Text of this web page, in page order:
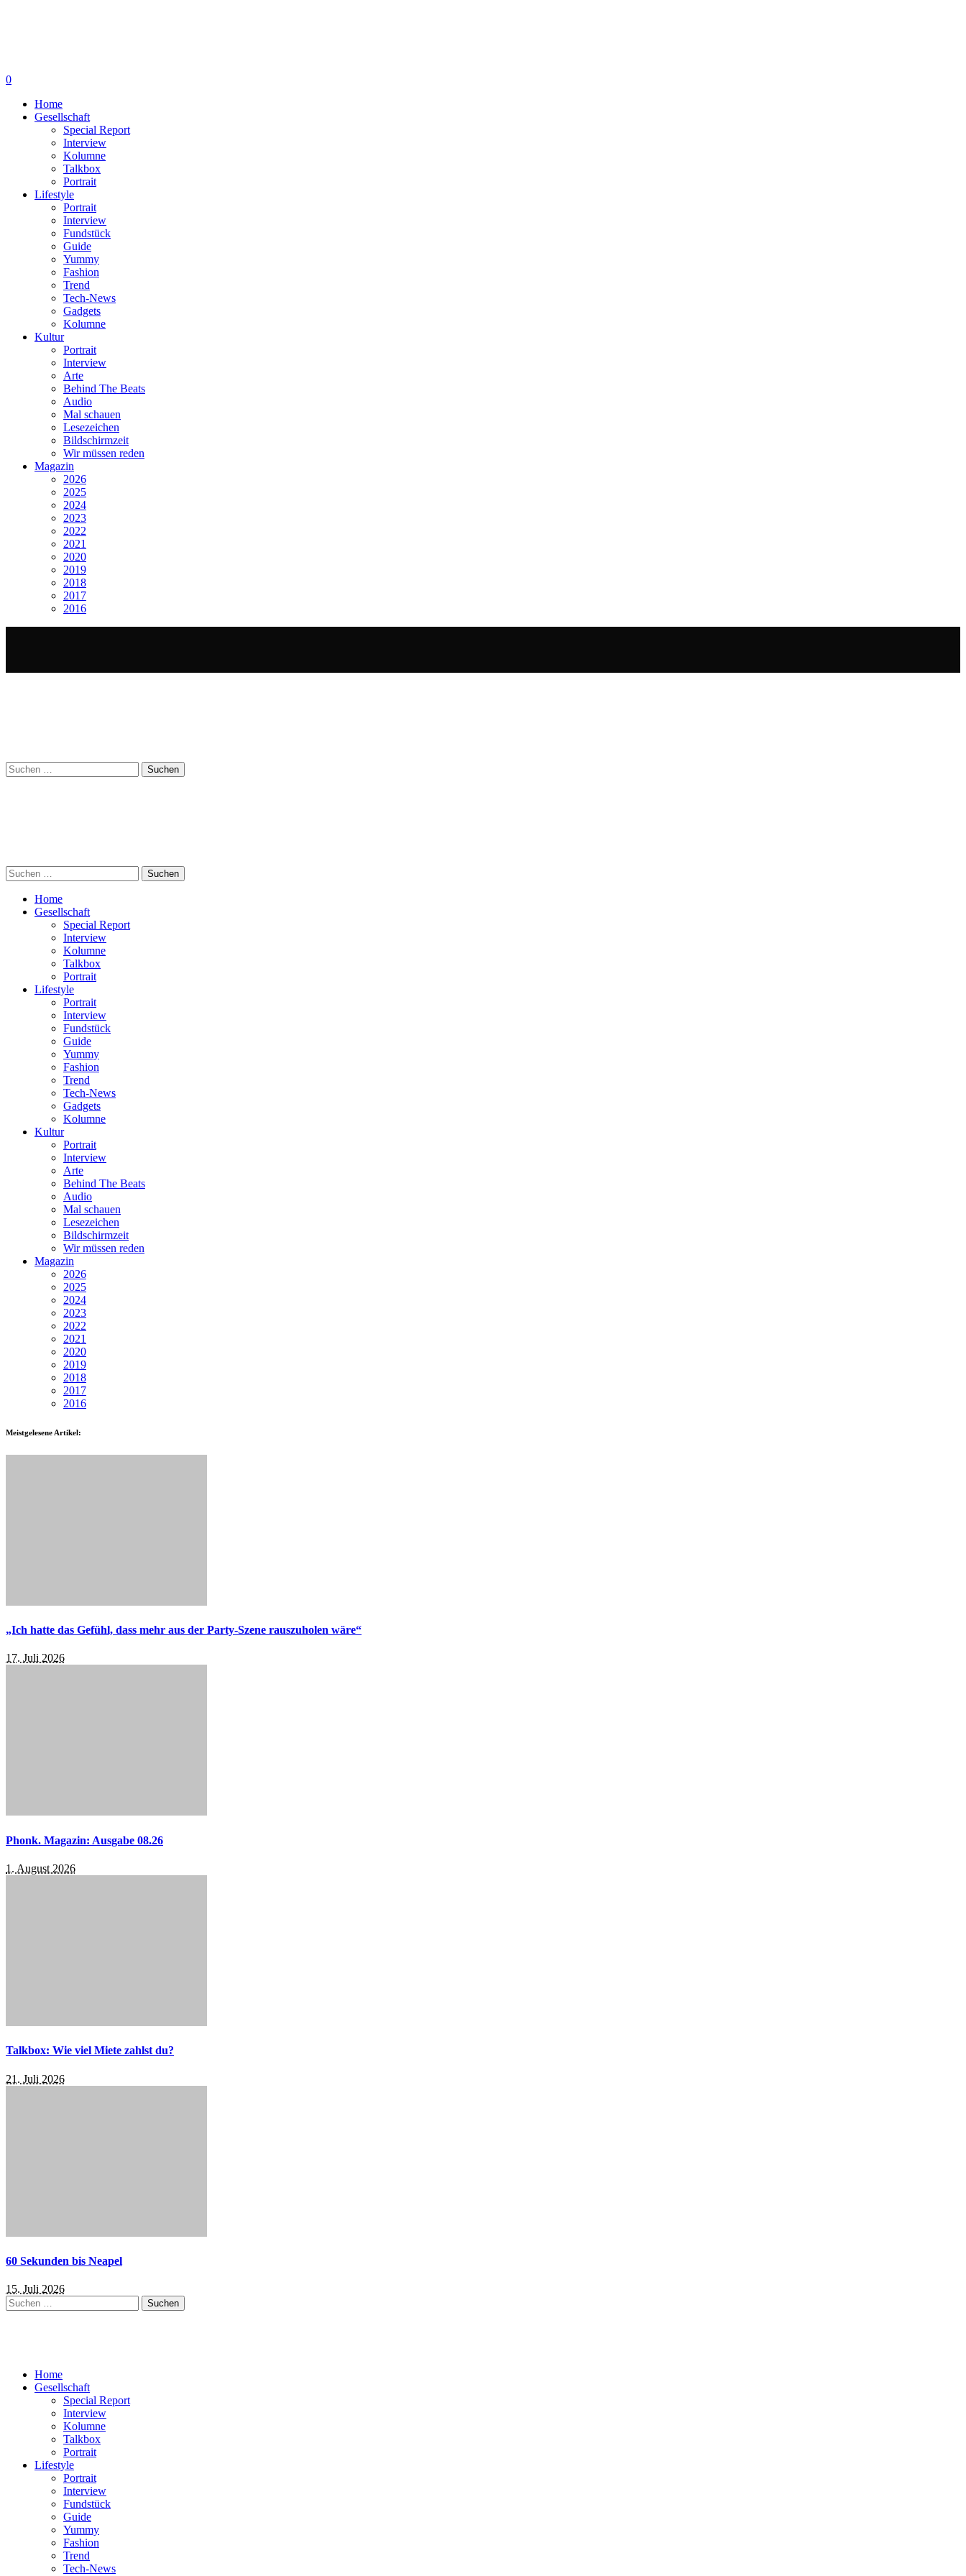
0
Home
Gesellschaft
Special Report
Interview
Kolumne
Talkbox
Portrait
Lifestyle
Portrait
Interview
Fundstück
Guide
Yummy
Fashion
Trend
Tech-News
Gadgets
Kolumne
Kultur
Portrait
Interview
Arte
Behind The Beats
Audio
Mal schauen
Lesezeichen
Bildschirmzeit
Wir müssen reden
Magazin
2026
2025
2024
2023
2022
2021
2020
2019
2018
2017
2016
Suchen
nach:
Suchen
nach:
Home
Gesellschaft
Special Report
Interview
Kolumne
Talkbox
Portrait
Lifestyle
Portrait
Interview
Fundstück
Guide
Yummy
Fashion
Trend
Tech-News
Gadgets
Kolumne
Kultur
Portrait
Interview
Arte
Behind The Beats
Audio
Mal schauen
Lesezeichen
Bildschirmzeit
Wir müssen reden
Magazin
2026
2025
2024
2023
2022
2021
2020
2019
2018
2017
2016
Meistgelesene Artikel:
„Ich hatte das Gefühl, dass mehr aus der Party-Szene rauszuholen wäre“
17. Juli 2026
Phonk. Magazin: Ausgabe 08.26
1. August 2026
Talkbox: Wie viel Miete zahlst du?
21. Juli 2026
60 Sekunden bis Neapel
15. Juli 2026
Suchen
nach:
Home
Gesellschaft
Special Report
Interview
Kolumne
Talkbox
Portrait
Lifestyle
Portrait
Interview
Fundstück
Guide
Yummy
Fashion
Trend
Tech-News